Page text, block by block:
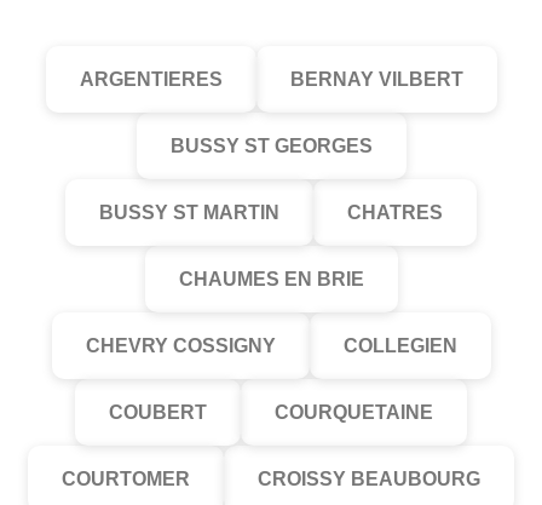
ARGENTIERES BERNAY VILBERT
BUSSY ST GEORGES
BUSSY ST MARTIN CHATRES
CHAUMES EN BRIE
CHEVRY COSSIGNY COLLEGIEN
COUBERT COURQUETAINE
COURTOMER CROISSY BEAUBOURG